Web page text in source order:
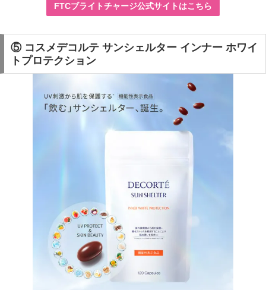
FTCブライトチャージ公式サイトはこちら
⑤ コスメデコルテ サンシェルター インナー ホワイ
トプロテクション